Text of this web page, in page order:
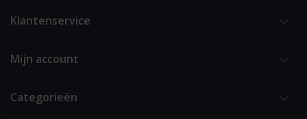
Klantenservice
Mijn account
Categorieën